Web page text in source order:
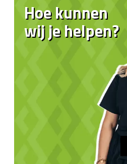
Hoe kunnen
wij je helpen?